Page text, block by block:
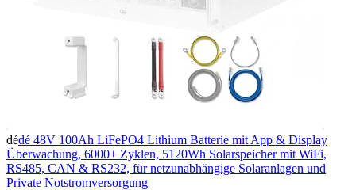
dédé 48V 100Ah LiFePO4 Lithium Batterie mit App & Display
Überwachung, 6000+ Zyklen, 5120Wh Solarspeicher mit WiFi,
RS485, CAN & RS232, für netzunabhängige Solaranlagen und
Private Notstromversorgung